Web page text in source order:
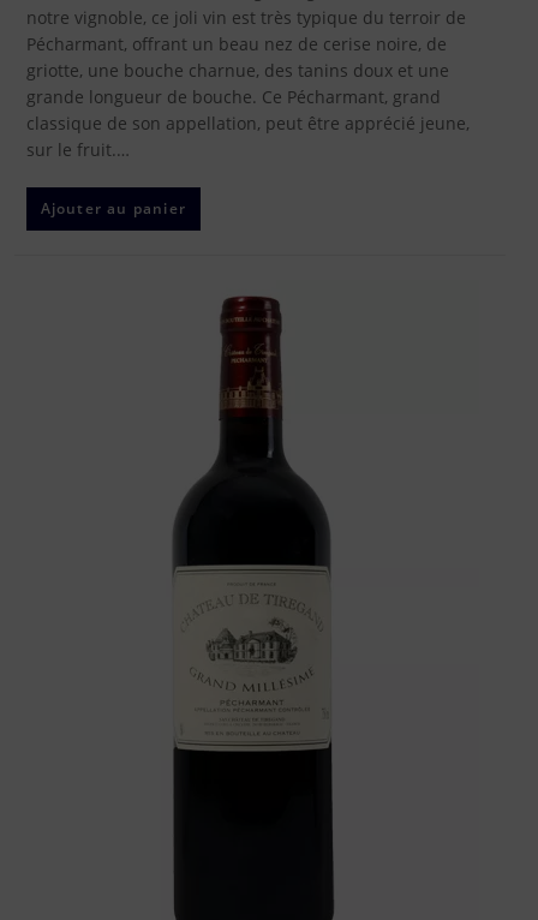
notre vignoble, ce joli vin est très typique du terroir de
Pécharmant, offrant un beau nez de cerise noire, de
griotte, une bouche charnue, des tanins doux et une
grande longueur de bouche. Ce Pécharmant, grand
classique de son appellation, peut être apprécié jeune,
sur le fruit.…
Ajouter au panier